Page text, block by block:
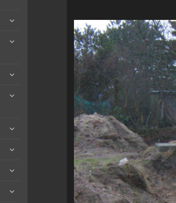
expand
menu
expand
expand
menu
expand
expand
menu
expand
menu
expand
menu
expand